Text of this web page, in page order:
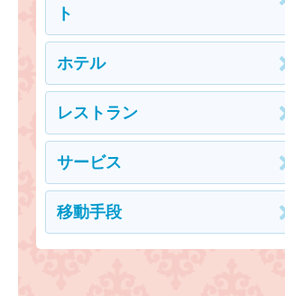
ト
ホテル
レストラン
サービス
移動手段